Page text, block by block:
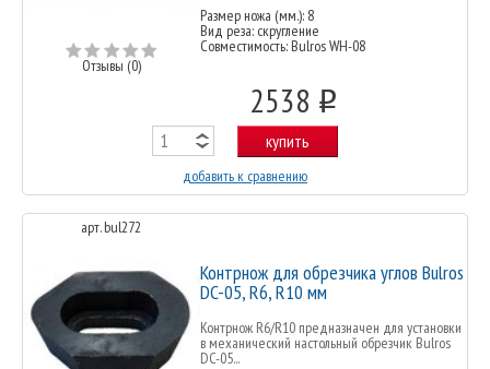
Отзывы (0)
Размер ножа (мм.): 8
Вид реза: скругление
Совместимость: Bulros WH-08
2538 o
купить
добавить к сравнению
арт. bul272
Контрнож для обрезчика углов Bulros
DC-05, R6, R10 мм
Контрнож R6/R10 предназначен для установки
в механический настольный обрезчик Bulros
DC-05...